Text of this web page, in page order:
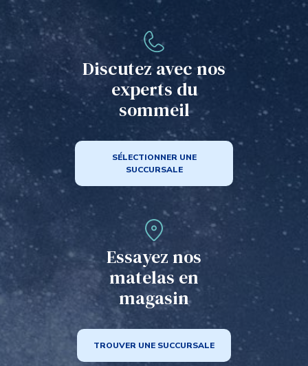
options
peuvent
être
choisies
sur
page
du
Discutez avec nos
experts du
sommeil
SÉLECTIONNER UNE
SUCCURSALE
Essayez nos
matelas en
magasin
TROUVER UNE SUCCURSALE